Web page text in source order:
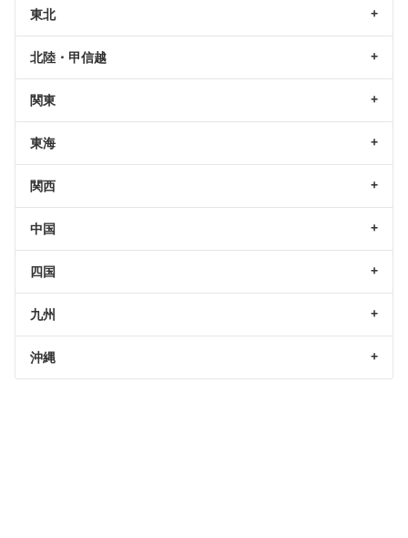
東北
北陸・甲信越
関東
東海
関西
中国
四国
九州
沖縄